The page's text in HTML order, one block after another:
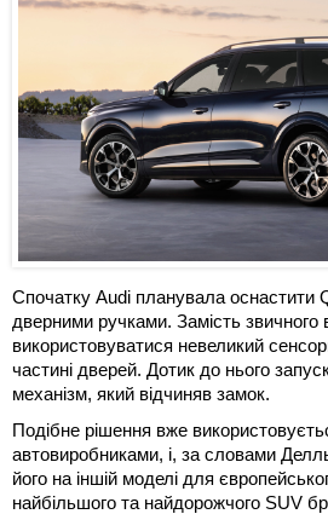
Спочатку Audi планувала оснастити
дверними ручками. Замість
використовуватися невеликий
частині дверей. Дотик до нього
механізм, який відчиняв замок.
Подібне рішення вже
автовиробниками, і, за словами
його на іншій моделі для
найбільшого та найдорожчого SUV